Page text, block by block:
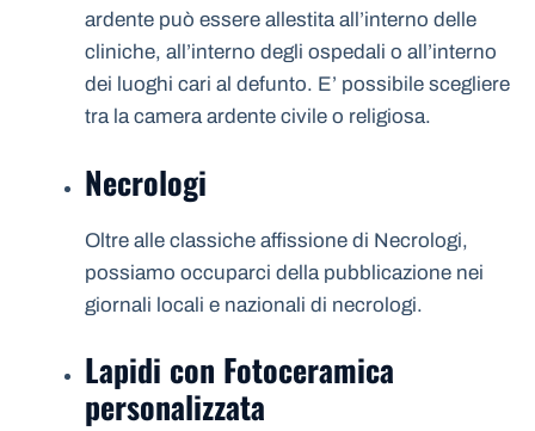
ardente può essere allestita all’interno delle
cliniche, all’interno degli ospedali o all’interno
dei luoghi cari al defunto. E’ possibile scegliere
tra la camera ardente civile o religiosa.
Necrologi
Oltre alle classiche affissione di Necrologi,
possiamo occuparci della pubblicazione nei
giornali locali e nazionali di necrologi.
Lapidi con Fotoceramica
personalizzata